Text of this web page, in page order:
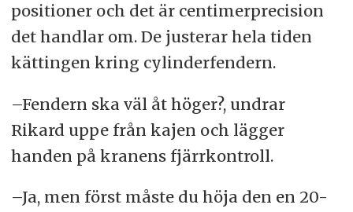
positioner och det är centimerprecision
det handlar om. De justerar hela tiden
kättingen kring cylinderfendern.
–Fendern ska väl åt höger?, undrar
Rikard uppe från kajen och lägger
handen på kranens fjärrkontroll.
–Ja, men först måste du höja den en 20-